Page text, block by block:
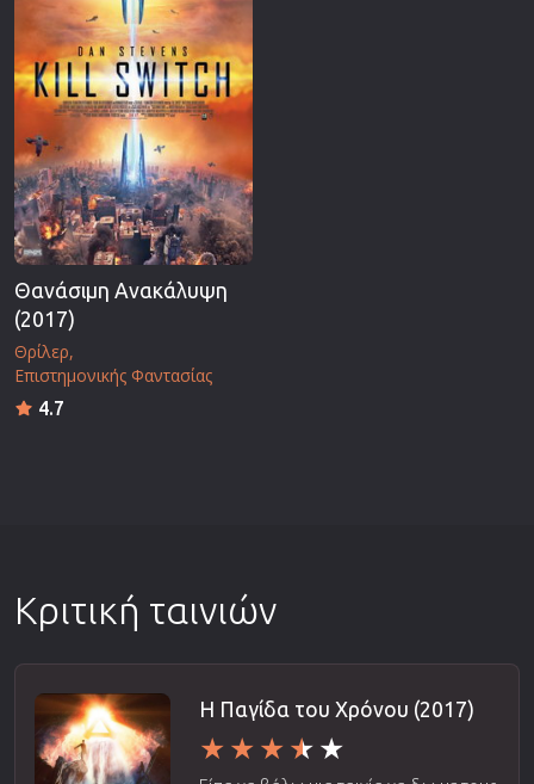
Θανάσιμη Ανακάλυψη
(2017)
Θρίλερ
Επιστημονικής Φαντασίας
4.7
Κριτική ταινιών
Η Παγίδα του Χρόνου (2017)